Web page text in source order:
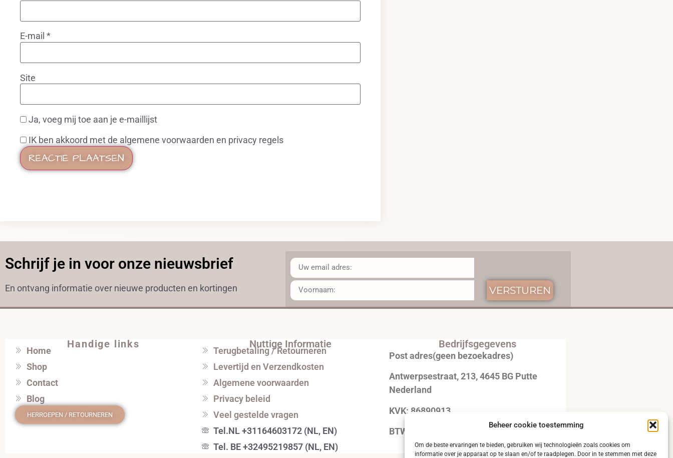
Beheer cookie toestemming
Om de beste ervaringen te bieden, gebruiken wij technologieën zoals cookies om
informatie over je apparaat op te slaan en/of te raadplegen. Door in te stemmen met deze
E-mail *
Site
Ja, voeg mij toe aan je e-maillijst
IK ben akkoord met de algemene voorwaarden en privacy regels
Schrijf je in voor onze nieuwsbrief
En ontvang informatie over nieuwe producten en kortingen VERSTUREN
Handige links
Home
Shop
Contact
Blog
HERROEPEN / RETOURNEREN
Nuttige Informatie
Terugbetaling / Retourneren
Levertijd en Verzendkosten
Algemene voorwaarden
Privacy beleid
Veel gestelde vragen
Tel.NL +31164603172 (NL, EN)
Tel. BE +32495219857 (NL, EN)
Bedrijfsgegevens
Post adres(geen bezoekadres)
Antwerpsestraat, 213, 4645 BG Putte
Nederland
KVK: 86890913
BTW: NL004320792B51